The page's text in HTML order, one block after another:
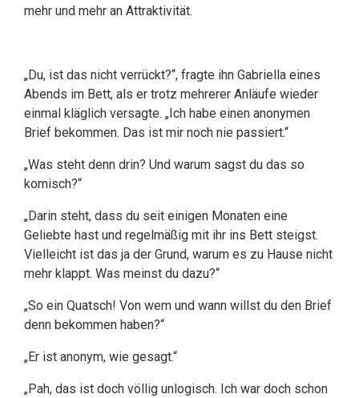
mehr und mehr an Attraktivität.
„Du, ist das nicht verrückt?“, fragte ihn Gabriella eines
Abends im Bett, als er trotz mehrerer Anläufe wieder
einmal kläglich versagte. „Ich habe einen anonymen
Brief bekommen. Das ist mir noch nie passiert.“
„Was steht denn drin? Und warum sagst du das so
komisch?“
„Darin steht, dass du seit einigen Monaten eine
Geliebte hast und regelmäßig mit ihr ins Bett steigst.
Vielleicht ist das ja der Grund, warum es zu Hause nicht
mehr klappt. Was meinst du dazu?“
„So ein Quatsch! Von wem und wann willst du den Brief
denn bekommen haben?“
„Er ist anonym, wie gesagt.“
„Pah, das ist doch völlig unlogisch. Ich war doch schon